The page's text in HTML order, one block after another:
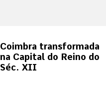
Coimbra transformada
na Capital do Reino do
Séc. XII